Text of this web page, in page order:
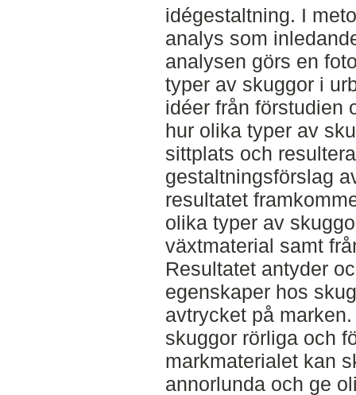
idégestaltning. I
analys som
analysen görs en
typer av skuggor i
idéer från förstudien
hur olika typer av
sittplats och
gestaltningsförslag
resultatet
olika typer av
växtmaterial samt
Resultatet antyder
egenskaper hos
avtrycket på
skuggor rörliga och
markmaterialet kan
annorlunda och ge